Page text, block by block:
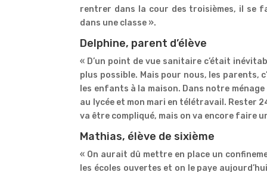
rentrer dans la cour des troisièmes, il se
dans une classe ».
Delphine, parent d’élève
« D’un point de vue sanitaire c’était
plus possible. Mais pour nous, les parents,
les enfants à la maison. Dans notre
au lycée et mon mari en télétravail. Rester
va être compliqué, mais on va encore faire
Mathias, élève de sixième
« On aurait dû mettre en place un
les écoles ouvertes et on le paye